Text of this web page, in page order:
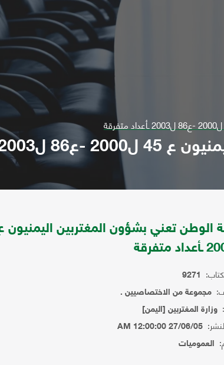
متفرقة
9271
مجموعة من الاختصاصيين .
وزارة المغتربين [اليمن]
27/06/05 12:00:00 AM
العموميات